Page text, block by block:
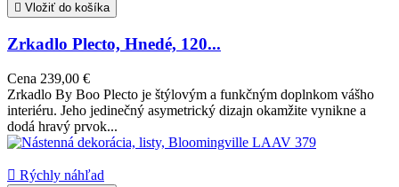
 Vložiť do košíka
Zrkadlo Plecto, Hnedé, 120...
Cena 239,00 €
Zrkadlo By Boo Plecto je štýlovým a funkčným doplnkom vášho
interiéru. Jeho jedinečný asymetrický dizajn okamžite vynikne a
dodá hravý prvok...
 Rýchly náhľad